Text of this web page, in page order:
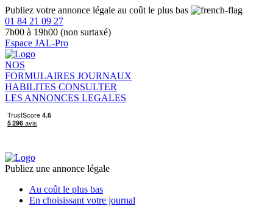
Publiez votre annonce légale au coût le plus bas
01 84 21 09 27
7h00 à 19h00 (non surtaxé)
Espace JAL-Pro
NOS
FORMULAIRES JOURNAUX
HABILITES CONSULTER
LES ANNONCES LEGALES
Publiez une annonce légale
Au coût le plus bas
En choisissant votre journal